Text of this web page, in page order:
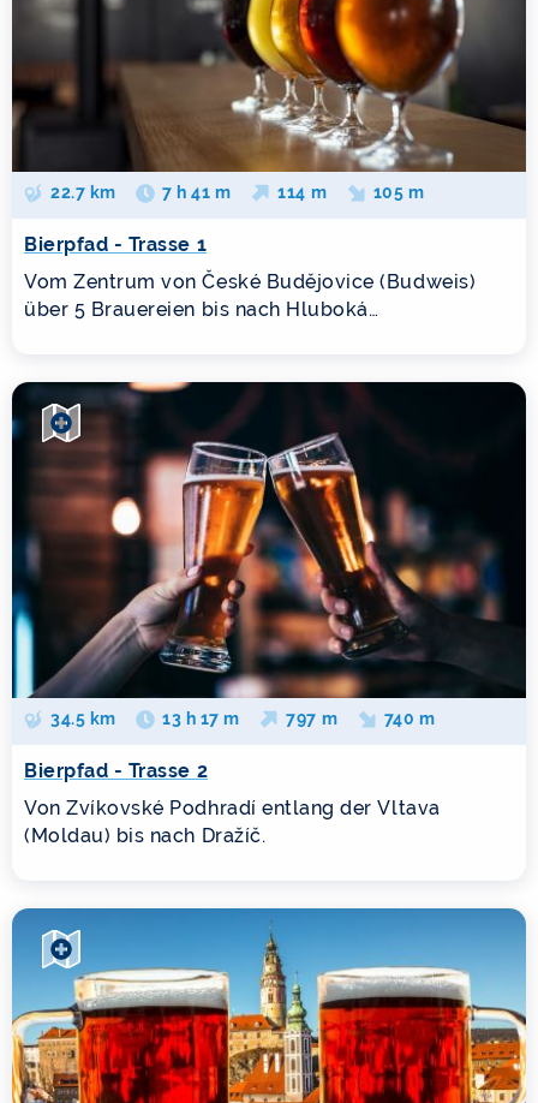
22.7 km 7 h 41 m 114 m 105 m
Bierpfad - Trasse 1
Vom Zentrum von České Budějovice (Budweis)
über 5 Brauereien bis nach Hluboká…
34.5 km 13 h 17 m 797 m 740 m
Bierpfad - Trasse 2
Von Zvíkovské Podhradí entlang der Vltava
(Moldau) bis nach Dražíč.